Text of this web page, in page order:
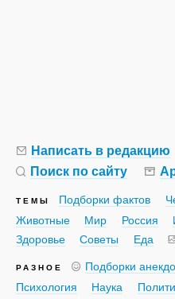
Написать в редакцию
Поиск по сайту
ТЕМЫ Подборки фактов
Животные
Мир Россия
Здоровье
Советы Еда
РАЗНОЕ Подборки
Психология
Наука